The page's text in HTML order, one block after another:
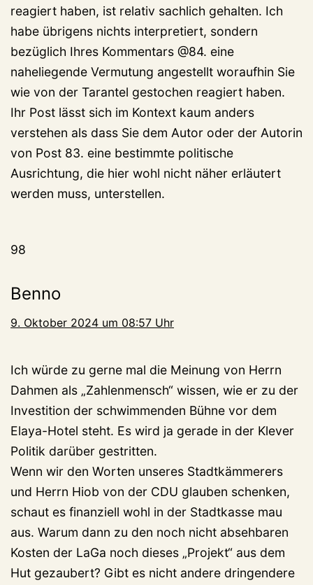
reagiert haben, ist relativ sachlich gehalten. Ich
habe übrigens nichts interpretiert, sondern
bezüglich Ihres Kommentars @84. eine
naheliegende Vermutung angestellt woraufhin Sie
wie von der Tarantel gestochen reagiert haben.
Ihr Post lässt sich im Kontext kaum anders
verstehen als dass Sie dem Autor oder der Autorin
von Post 83. eine bestimmte politische
Ausrichtung, die hier wohl nicht näher erläutert
werden muss, unterstellen.
98
Benno
9. Oktober 2024 um 08:57 Uhr
Ich würde zu gerne mal die Meinung von Herrn
Dahmen als „Zahlenmensch“ wissen, wie er zu der
Investition der schwimmenden Bühne vor dem
Elaya-Hotel steht. Es wird ja gerade in der Klever
Politik darüber gestritten.
Wenn wir den Worten unseres Stadtkämmerers
und Herrn Hiob von der CDU glauben schenken,
schaut es finanziell wohl in der Stadtkasse mau
aus. Warum dann zu den noch nicht absehbaren
Kosten der LaGa noch dieses „Projekt“ aus dem
Hut gezaubert? Gibt es nicht andere dringendere